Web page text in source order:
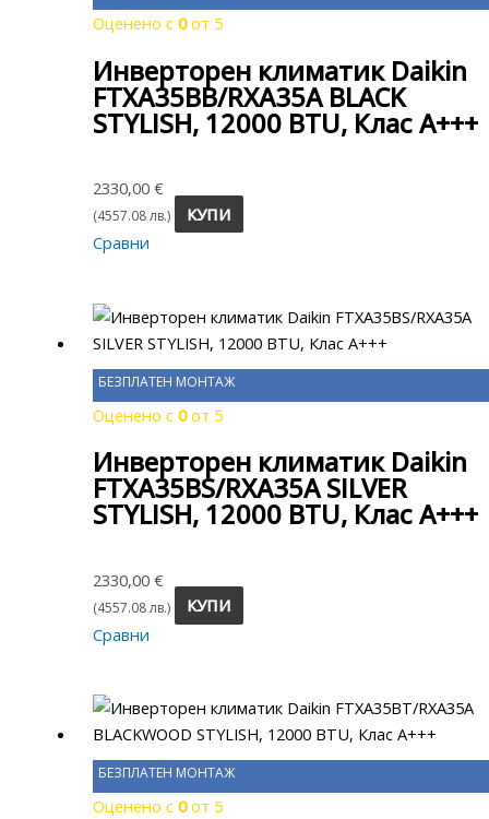
Оценено с0от 5
Инверторен климатик Daikin
FTXA35BB/RXA35A BLACK
STYLISH, 12000 BTU, Клас A+++
2330,00€
(4557.08 лв.)
КУПИ
Сравни
БЕЗПЛАТЕН МОНТАЖ
Оценено с0от 5
Инверторен климатик Daikin
FTXA35BS/RXA35A SILVER
STYLISH, 12000 BTU, Клас A+++
2330,00€
(4557.08 лв.)
КУПИ
Сравни
БЕЗПЛАТЕН МОНТАЖ
Оценено с0от 5